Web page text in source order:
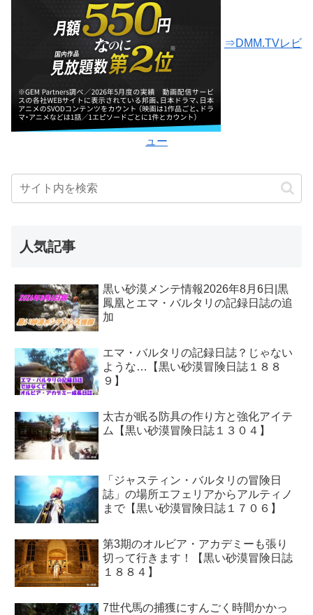
⇒DMM.TVレビ
ュー
人気記事
黒い砂漠メンテ情報2026年8月6日|黒
鳳凰とエマ・バルタリの記録日誌の追
加
エマ・バルタリの記録日誌？じゃない
ような…【黒い砂漠冒険日誌１８８
９】
太古が眠る防具の作り方と強化アイテ
ム【黒い砂漠冒険日誌１３０４】
「ジャスティン・バルタリの冒険日
誌」の場所エフェリアからアルティノ
まで【黒い砂漠冒険日誌１７０６】
第3期のオルビア・アカデミーも張り
切って行きます！【黒い砂漠冒険日誌
１８８４】
7世代馬の捕獲にすんごく時間かかっ